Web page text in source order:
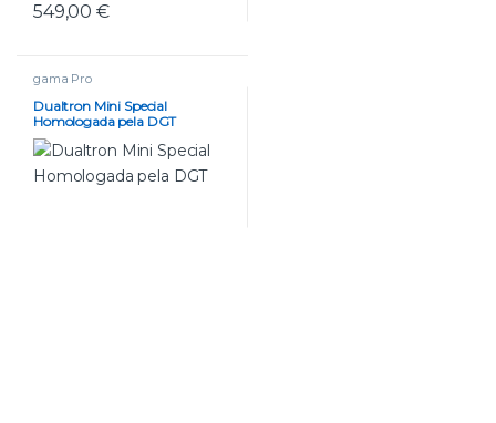
549,00€
gama Pro
Dualtron Mini Special
Homologada pela DGT